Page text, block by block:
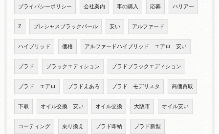
プライバシーポリシー 会社案内 車の購入 応募 ハリアー
Z プレシャスブラックパール 安い アルファード
ハイブリッド 価格 アルファードハイブリッド エアロ 安い
プラド ブラックエディション プラドブラックエディション
プラド エアロ プラドえあろ プラド モデリスタ 高価買取
下取 オイル交換 安い オイル交換 大阪市 オイル安い
コーティング 乗り換え プラド即納 プラド新型